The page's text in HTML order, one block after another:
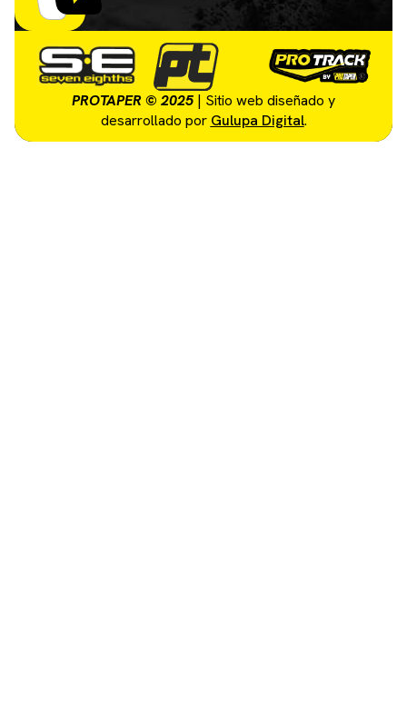
PROTAPER © 2025 | Sitio web diseñado y
desarrollado por Gulupa Digital.